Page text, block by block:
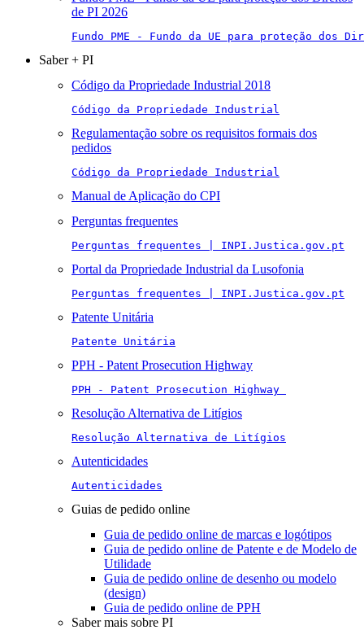
de PI 2026
Fundo PME - Fundo da UE para proteção
Saber + PI
Código da Propriedade Industrial 2018
Código da Propriedade Industrial
Regulamentação sobre os requisitos formais dos
pedidos
Código da Propriedade Industrial
Manual de Aplicação do CPI
Perguntas frequentes
Perguntas frequentes | INPI.Justica.gov.pt
Portal da Propriedade Industrial da Lusofonia
Perguntas frequentes | INPI.Justica.gov.pt
Patente Unitária
Patente Unitária
PPH - Patent Prosecution Highway
PPH - Patent Prosecution Highway
Resolução Alternativa de Litígios
Resolução Alternativa de Litígios
Autenticidades
Autenticidades
Guias de pedido online
Guia de pedido online de marcas e logótipos
Guia de pedido online de Patente e de Modelo de
Utilidade
Guia de pedido online de desenho ou modelo
(design)
Guia de pedido online de PPH
Saber mais sobre PI